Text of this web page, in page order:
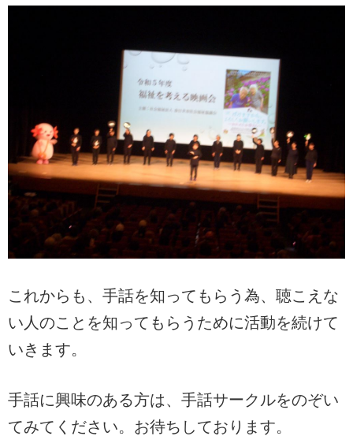
これからも、手話を知ってもらう為、聴こえな
い人のことを知ってもらうために活動を続けて
いきます。
手話に興味のある方は、手話サークルをのぞい
てみてください。お待ちしております。